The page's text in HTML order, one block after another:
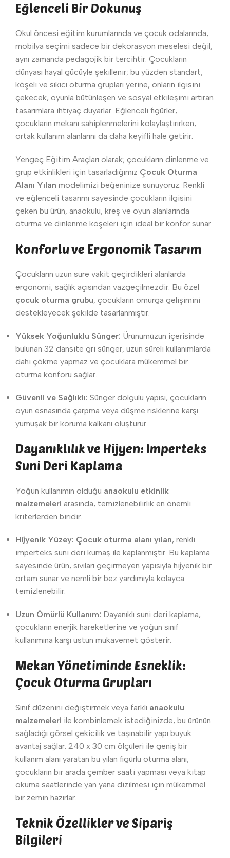
Eğlenceli Bir Dokunuş
Okul öncesi eğitim kurumlarında ve çocuk odalarında,
mobilya seçimi sadece bir dekorasyon meselesi değil,
aynı zamanda pedagojik bir tercihtir. Çocukların
dünyası hayal gücüyle şekillenir; bu yüzden standart,
köşeli ve sıkıcı oturma grupları yerine, onların ilgisini
çekecek, oyunla bütünleşen ve sosyal etkileşimi artıran
tasarımlara ihtiyaç duyarlar. Eğlenceli figürler,
çocukların mekanı sahiplenmelerini kolaylaştırırken,
ortak kullanım alanlarını da daha keyifli hale getirir.
Yengeç Eğitim Araçları olarak; çocukların dinlenme ve
grup etkinlikleri için tasarladığımız Çocuk Oturma
Alanı Yılan modelimizi beğeninize sunuyoruz. Renkli
ve eğlenceli tasarımı sayesinde çocukların ilgisini
çeken bu ürün, anaokulu, kreş ve oyun alanlarında
oturma ve dinlenme köşeleri için ideal bir konfor sunar.
Konforlu ve Ergonomik Tasarım
Çocukların uzun süre vakit geçirdikleri alanlarda
ergonomi, sağlık açısından vazgeçilmezdir. Bu özel
çocuk oturma grubu, çocukların omurga gelişimini
destekleyecek şekilde tasarlanmıştır.
Yüksek Yoğunluklu Sünger: Ürünümüzün içerisinde
bulunan 32 dansite gri sünger, uzun süreli kullanımlarda
dahi çökme yapmaz ve çocuklara mükemmel bir
oturma konforu sağlar.
Güvenli ve Sağlıklı: Sünger dolgulu yapısı, çocukların
oyun esnasında çarpma veya düşme risklerine karşı
yumuşak bir koruma kalkanı oluşturur.
Dayanıklılık ve Hijyen: Imperteks
Suni Deri Kaplama
Yoğun kullanımın olduğu anaokulu etkinlik
malzemeleri arasında, temizlenebilirlik en önemli
kriterlerden biridir.
Hijyenik Yüzey: Çocuk oturma alanı yılan, renkli
imperteks suni deri kumaş ile kaplanmıştır. Bu kaplama
sayesinde ürün, sıvıları geçirmeyen yapısıyla hijyenik bir
ortam sunar ve nemli bir bez yardımıyla kolayca
temizlenebilir.
Uzun Ömürlü Kullanım: Dayanıklı suni deri kaplama,
çocukların enerjik hareketlerine ve yoğun sınıf
kullanımına karşı üstün mukavemet gösterir.
Mekan Yönetiminde Esneklik:
Çocuk Oturma Grupları
Sınıf düzenini değiştirmek veya farklı anaokulu
malzemeleri ile kombinlemek istediğinizde, bu ürünün
sağladığı görsel çekicilik ve taşınabilir yapı büyük
avantaj sağlar. 240 x 30 cm ölçüleri ile geniş bir
kullanım alanı yaratan bu yılan figürlü oturma alanı,
çocukların bir arada çember saati yapması veya kitap
okuma saatlerinde yan yana dizilmesi için mükemmel
bir zemin hazırlar.
Teknik Özellikler ve Sipariş
Bilgileri